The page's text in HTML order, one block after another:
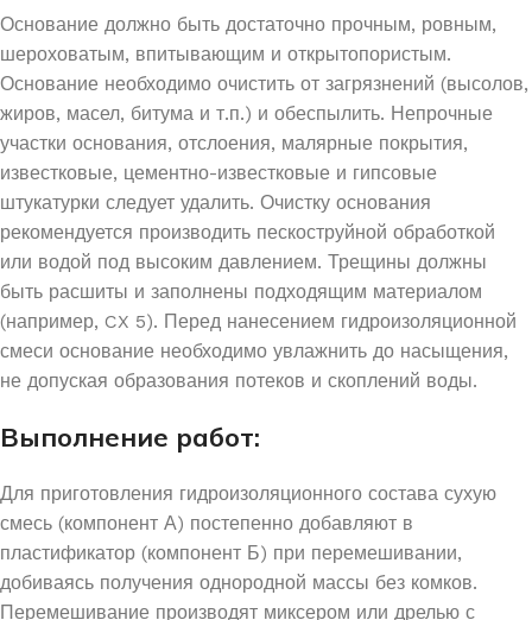
Основание должно быть достаточно прочным, ровным,
шероховатым, впитывающим и открытопористым.
Основание необходимо очистить от загрязнений (высолов,
жиров, масел, битума и т.п.) и обеспылить. Непрочные
участки основания, отслоения, малярные покрытия,
известковые, цементно-известковые и гипсовые
штукатурки следует удалить. Очистку основания
рекомендуется производить пескоструйной обработкой
или водой под высоким давлением. Трещины должны
быть расшиты и заполнены подходящим материалом
(например, CX 5). Перед нанесением гидроизоляционной
смеси основание необходимо увлажнить до насыщения,
не допуская образования потеков и скоплений воды.
Выполнение работ:
Для приготовления гидроизоляционного состава сухую
смесь (компонент А) постепенно добавляют в
пластификатор (компонент Б) при перемешивании,
добиваясь получения однородной массы без комков.
Перемешивание производят миксером или дрелью с